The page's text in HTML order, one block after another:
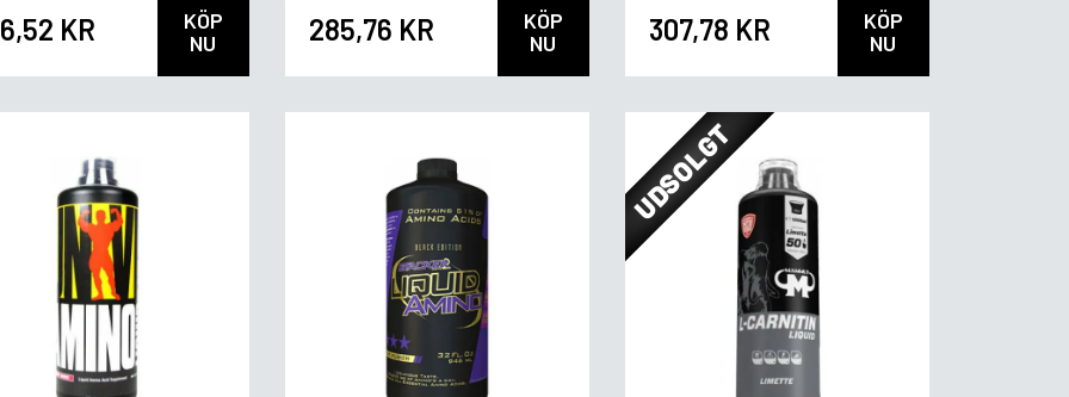
KR
KÖP
NU
285,76 KR
KÖP
NU
307,78 KR
KÖP
NU
UDSOLGT